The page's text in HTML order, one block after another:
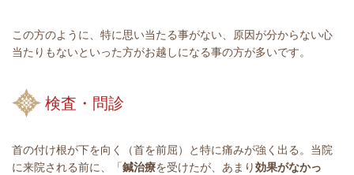
この方のように、特に思い当たる事がない、原因が分からない心
当たりもないといった方がお越しになる事の方が多いです。
検査・問診
首の付け根が下を向く（首を前屈）と特に痛みが強く出る。当院
に来院される前に、「鍼治療を受けたが、あまり効果がなかっ